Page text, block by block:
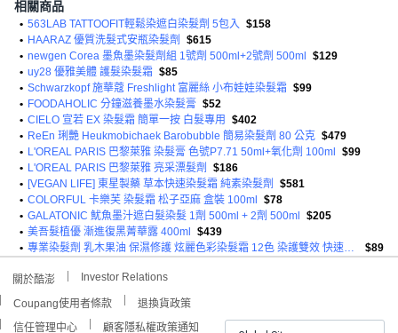
相關商品
• 563LAB TATTOOFIT輕鬆染遮白染髮劑 5包入 $158
• HAARAZ 優質洗髮式安瓶染髮劑
$615
• newgen Corea 墨魚墨染髮劑組 1號劑 500ml+2號劑 500ml
$129
• uy28 優雅美體 護髮染髮霜 $85
• Schwarzkopf 施華蔻 Freshlight 富麗絲 小布娃娃染髮霜 $99
• FOODAHOLIC 分鐘滋養墨水染髮膏 $52
• CIELO 宣若 EX 染髮霜 簡單一按 白髮專用
$402
• ReEn 琍艷 Heukmobichaek Barobubble 簡易染髮劑 80 公克 $479
• L'OREAL PARIS 巴黎萊雅 染髮膏 色號P7.71 50ml+氧化劑 100ml
$99
• L'OREAL PARIS 巴黎萊雅 亮采漂髮劑
$186
• [VEGAN LIFE] 東星製藥 草本快速染髮霜 純素染髮劑
$581
• COLORFUL 卡樂芙 染髮霜 松子亞麻 盒裝 100ml
$78
• GALATONIC 魷魚墨汁遮白髮染髮 1劑 500ml + 2劑 500ml
$205
• 美吾髮植優 漸進復黑菁華露 400ml
$439
•
專業染髮劑 乳木果油 保濕修護 炫麗色彩染髮霜 12色 染護雙效 快速上色 $89
關於酷澎 Investor Relations
Coupang使用者條款
退換貨政策
信任管理中心
顧客隱私權政策通知